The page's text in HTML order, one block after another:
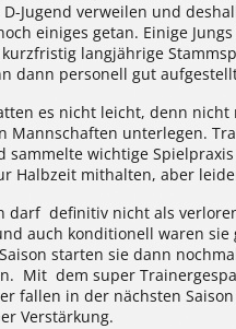
Jugend verweilen und
einiges getan. Einige
langjährige
dann personell gut
es nicht leicht, denn
Mannschaften unterlegen.
sammelte wichtige
Halbzeit mithalten, aber
darf definitiv nicht als
auch konditionell waren sie
starten sie dann
Mit dem super
fallen in der nächsten
Verstärkung.